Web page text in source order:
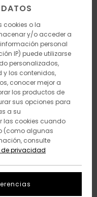
cookies o la
y/o acceder a
personal
IP) puede utilizarse
personalizados,
y los contenidos,
conocer mejor a
los productos de
sus opciones para
a su
las cookies cuando
(como algunas
consulte
privacidad